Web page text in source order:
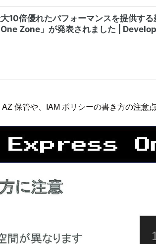
保管や、IAM ポリシーの書き方の注意